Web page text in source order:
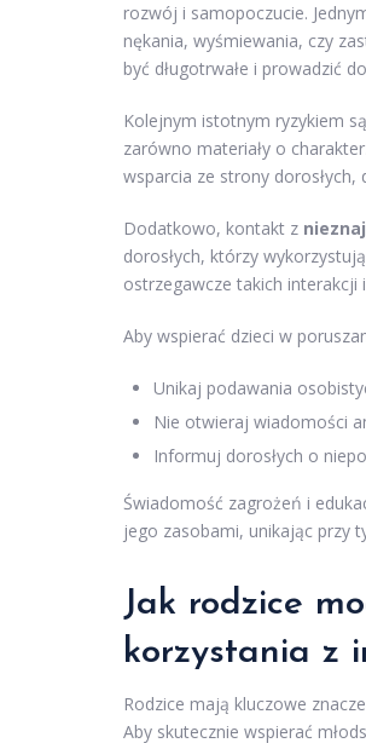
rozwój i samopoczucie.
nękania, wyśmiewania, czy
być długotrwałe i prowadzić
Kolejnym istotnym ryzykiem są
zarówno materiały o
wsparcia ze strony
Dodatkowo, kontakt z
dorosłych, którzy
ostrzegawcze takich interakcji
Aby wspierać dzieci w
Unikaj podawania
Nie otwieraj wiadomości
Informuj dorosłych o
Świadomość zagrożeń i
jego zasobami, unikając przy
Jak rodzice
korzystania z
Rodzice mają kluczowe
Aby skutecznie wspierać